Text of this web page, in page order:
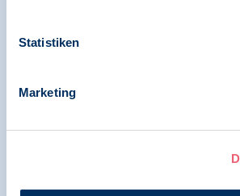
Statistiken
Marketing
15.10.2024
News | Psychologie und Gesundheit
Inklusiven Kinder- und
Schutz der Rechte junger